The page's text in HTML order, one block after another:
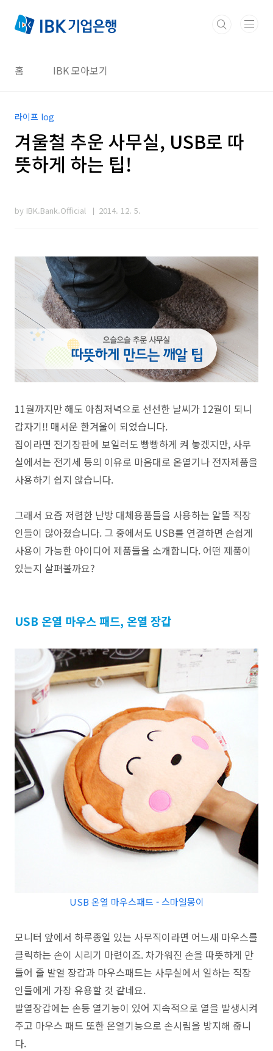
홈 IBK 모아보기
라이프 log
겨울철 추운 사무실, USB로 따
뜻하게 하는 팁!
by IBK.Bank.Official 2014. 12. 5.
11월까지만 해도 아침저녁으로 선선한 날씨가 12월이 되니
갑자기!! 매서운 한겨울이 되었습니다.
집이라면 전기장판에 보일러도 빵빵하게 켜 놓겠지만, 사무
실에서는 전기세 등의 이유로 마음대로 온열기나 전자제품을
사용하기 쉽지 않습니다.
그래서 요즘 저렴한 난방 대체용품들을 사용하는 알뜰 직장
인들이 많아졌습니다. 그 중에서도 USB를 연결하면 손쉽게
사용이 가능한 아이디어 제품들을 소개합니다. 어떤 제품이
있는지 살펴볼까요?
USB 온열 마우스 패드, 온열 장갑
USB 온열 마우스패드 - 스마일몽이
모니터 앞에서 하루종일 있는 사무직이라면 어느새 마우스를
클릭하는 손이 시리기 마련이죠.차가워진 손을 따뜻하게 만
들어 줄 발열 장갑과 마우스패드는 사무실에서 일하는 직장
인들에게 가장 유용할 것 같네요.
발열장갑에는 손등 열기능이 있어 지속적으로 열을 발생시켜
주고 마우스 패드 또한 온열기능으로 손시림을 방지해 줍니
다.